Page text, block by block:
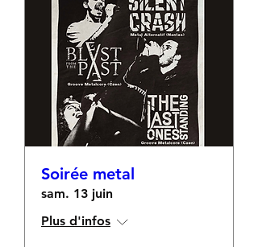
Soirée metal
sam. 13 juin
Plus d'infos